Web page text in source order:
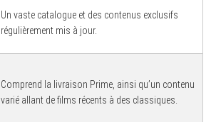
Un vaste catalogue et des contenus exclusifs
régulièrement mis à jour.
Comprend la livraison Prime, ainsi qu’un contenu
varié allant de films récents à des classiques.